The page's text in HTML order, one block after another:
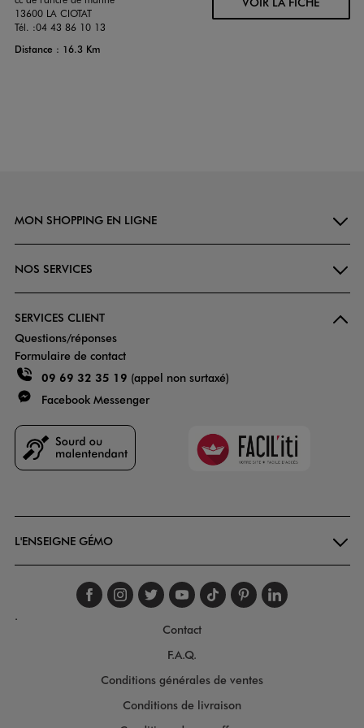
13600 LA CIOTAT
Tél. :04 43 86 10 13
Distance : 16.3 Km
MON SHOPPING EN LIGNE
NOS SERVICES
SERVICES CLIENT
Questions/réponses
Formulaire de contact
09 69 32 35 19 (appel non surtaxé)
Facebook Messenger
Faciliti
L'ENSEIGNE GÉMO
Suivez-nous sur
Suivez-nous sur
Suivez-nous sur
Suivez-nous
Suivez-nous
Suivez-
.
Contact
F.A.Q.
Conditions générales de ventes
Conditions de livraison